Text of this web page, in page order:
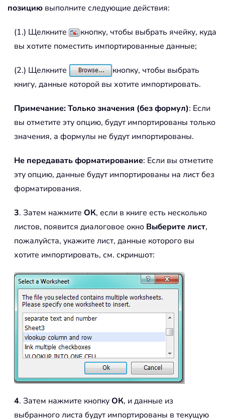
позицию выполните следующие действия:
(1.) Щелкните
кнопку, чтобы выбрать ячейку, куда
вы хотите поместить импортированные данные;
(2.) Щелкните
кнопку, чтобы выбрать
книгу, данные которой вы хотите импортировать.
Примечание:Только значения (без формул): Если
вы отметите эту опцию, будут импортированы только
значения, а формулы не будут импортированы.
Не передавать форматирование: Если вы отметите
эту опцию, данные будут импортированы на лист без
форматирования.
3. Затем нажмите ОК, если в книге есть несколько
листов, появится диалоговое окно Выберите лист,
пожалуйста, укажите лист, данные которого вы
хотите импортировать, см. скриншот:
4. Затем нажмите кнопкуОК, и данные из
выбранного листа будут импортированы в текущую